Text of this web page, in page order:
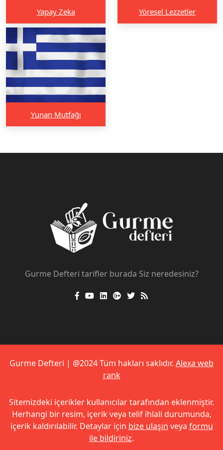
Yapay Zeka Yöresel Lezzetler
Yunan Mutfağı
Gurme Defteri tarifler burada Siz neredesiniz?
Gurme Defteri | @2024 Tüm hakları saklıdır. Alexa web
rank
Sitemizdeki içerikler kullanıcılar tarafından eklenmiştir.
Herhangi bir resim, içerik veya telif ihlali durumunda,
içerik kaldırılabilir. Detaylar için bize ulaşın veya formu
ile bildiriniz.